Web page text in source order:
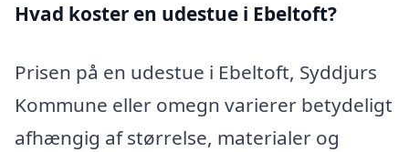
Hvad koster en udestue i Ebeltoft?
Prisen på en udestue i Ebeltoft, Syddjurs
Kommune eller omegn varierer betydeligt
afhængig af størrelse, materialer og